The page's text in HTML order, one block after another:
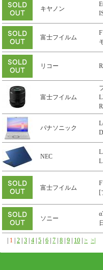
キヤノン
富士フイルム
リコー
富士フイルム
R
パナソニック
NEC
富士フイルム
[
ソニー
1 2 3 4 5 6 7 8 9 10 > >|